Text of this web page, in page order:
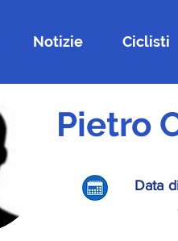
Notizie Ciclisti
Pietro
Data